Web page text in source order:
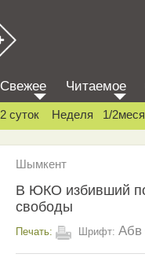
Свежее Читаемое
2 суток Неделя 1/
Шымкент
В ЮКО избивший
свободы
Печать: Шрифт: Абв